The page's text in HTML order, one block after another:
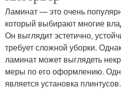
Ламинат — это очень
который выбирают многие
Он выглядит эстетично,
требует сложной уборки.
ламинат может выглядеть
меры по его оформлению.
является установка плинтусов.